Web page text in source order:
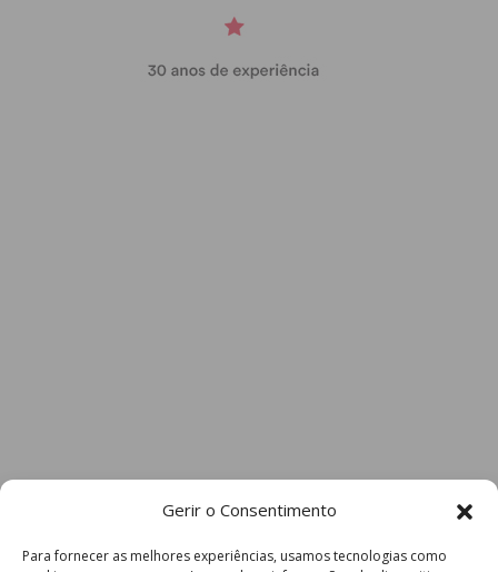
Gerir o Consentimento
Para fornecer as melhores experiências, usamos tecnologias como